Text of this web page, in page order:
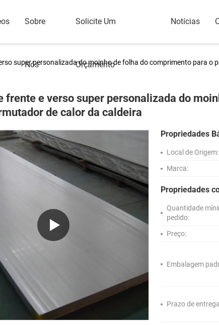
Sobre
Nós
Solicite Um
Orçamento
Notícias
super personalizada do moinho de folha do comprimento para o
frente e verso super personalizada do
de calor da caldeira
Propriedades
Local de Origem:
Marca:
Propriedades
Quantidade
pedido:
Preço:
Embalagem
Prazo de